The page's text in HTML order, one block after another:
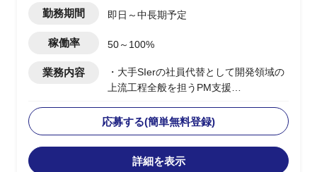
勤務期間 即日～中長期予定
稼働率 50～100%
業務内容
・大手SIerの社員代替として開発領域の
上流工程全般を担うPM支援
けた提案活動や構想策定の実施
・案件受注後はPMとして要件定義、設
計～フェーズの推進等
・クライアントへの提案書作成、折衝、
応募する(簡単無料登録)
詳細を表示